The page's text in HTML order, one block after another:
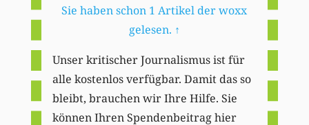
Sie haben schon 1 Artikel der woxx
gelesen. ↑
Unser kritischer Journalismus ist für
alle kostenlos verfügbar. Damit das so
bleibt, brauchen wir Ihre Hilfe. Sie
können Ihren Spendenbeitrag hier